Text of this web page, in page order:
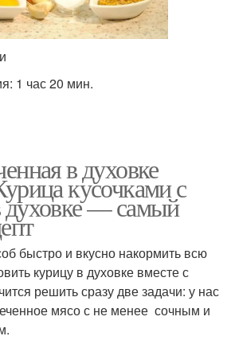
1 час 20 мин.
в духовке
кусочками с
духовке — самый
быстро и вкусно накормить всю
курицу в духовке вместе с
решить сразу две задачи: у нас
мясо с не менее сочным и